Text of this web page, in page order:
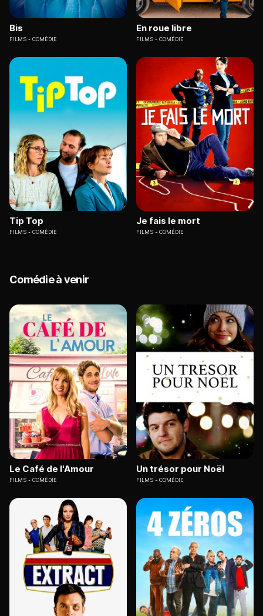
Bis
FILMS COMÉDIE
En roue libre
FILMS COMÉDIE
Tip Top
FILMS COMÉDIE
Je fais le mort
FILMS COMÉDIE
Comédie à venir
Le Café de l'Amour
FILMS COMÉDIE
Un trésor pour Noël
FILMS COMÉDIE